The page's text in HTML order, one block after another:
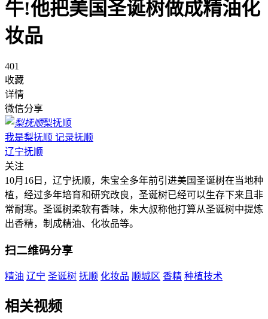
牛!他把美国圣诞树做成精油化
妆品
401
收藏
详情
微信分享
梨抚顺
我是梨抚顺 记录抚顺
辽宁抚顺
关注
10月16日，辽宁抚顺，朱宝全多年前引进美国圣诞树在当地种
植，经过多年培育和研究改良，圣诞树已经可以生存下来且非
常耐寒。圣诞树柔软有香味，朱大叔称他打算从圣诞树中提炼
出香精，制成精油、化妆品等。
扫二维码分享
精油 辽宁 圣诞树 抚顺 化妆品 顺城区 香精 种植技术
相关视频